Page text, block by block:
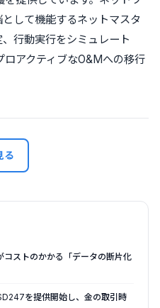
して機能するネットマスタ
行動実行をシミュレート
ロアクティブなO&Mへの移行
る
ストのかかる「データの断片化
を提供開始し、金の取引時